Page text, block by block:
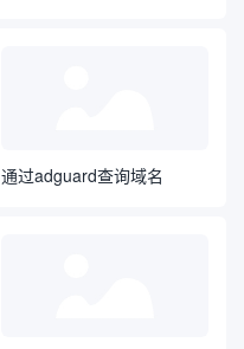
通过adguard查询域名